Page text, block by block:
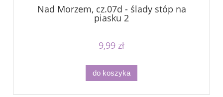
Nad Morzem, cz.07d - ślady stóp na
piasku 2
9,99 zł
do koszyka